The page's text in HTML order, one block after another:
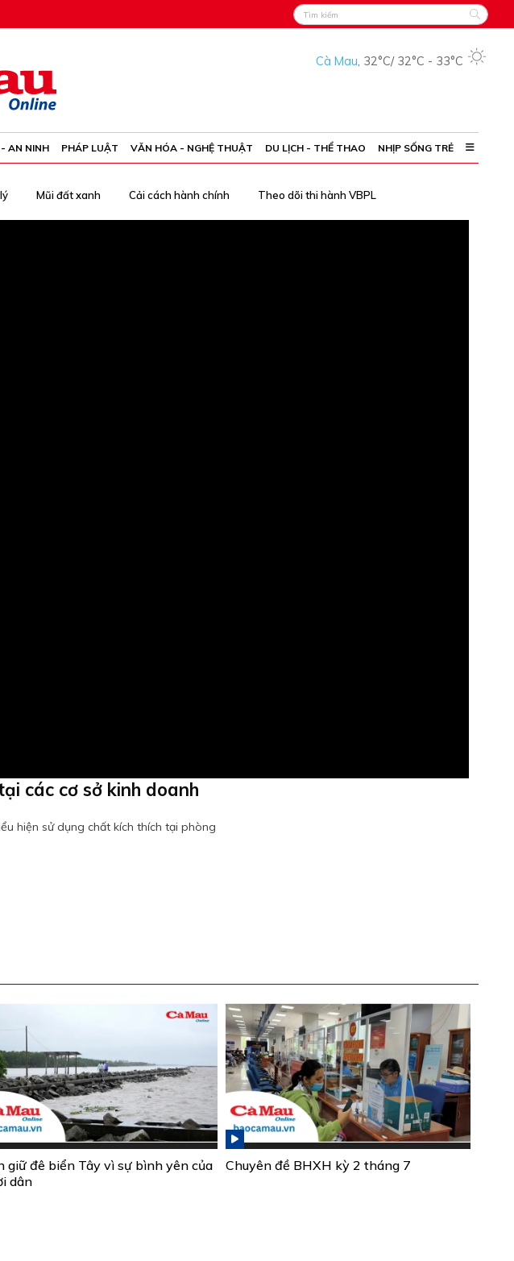
Cà Mau, 32°C/ 32°C - 33°C
AN NINH PHÁP LUẬT VĂN HÓA - NGHỆ THUẬT DU LỊCH - THỂ THAO NHỊP SỐNG TRẺ
Mũi đất xanh Cải cách hành chính Theo dõi thi hành VBPL
các cơ sở kinh doanh
hiện sử dụng chất kích thích tại phòng
giữ đê biển Tây vì sự bình yên của
dân
Chuyên đề BHXH kỳ 2 tháng 7